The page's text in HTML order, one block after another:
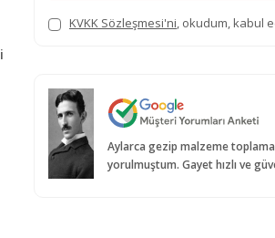
KVKK Sözleşmesi'ni, okudum, kabul
Aylarca gezip malzeme
yorulmuştum. Gayet hızlı ve